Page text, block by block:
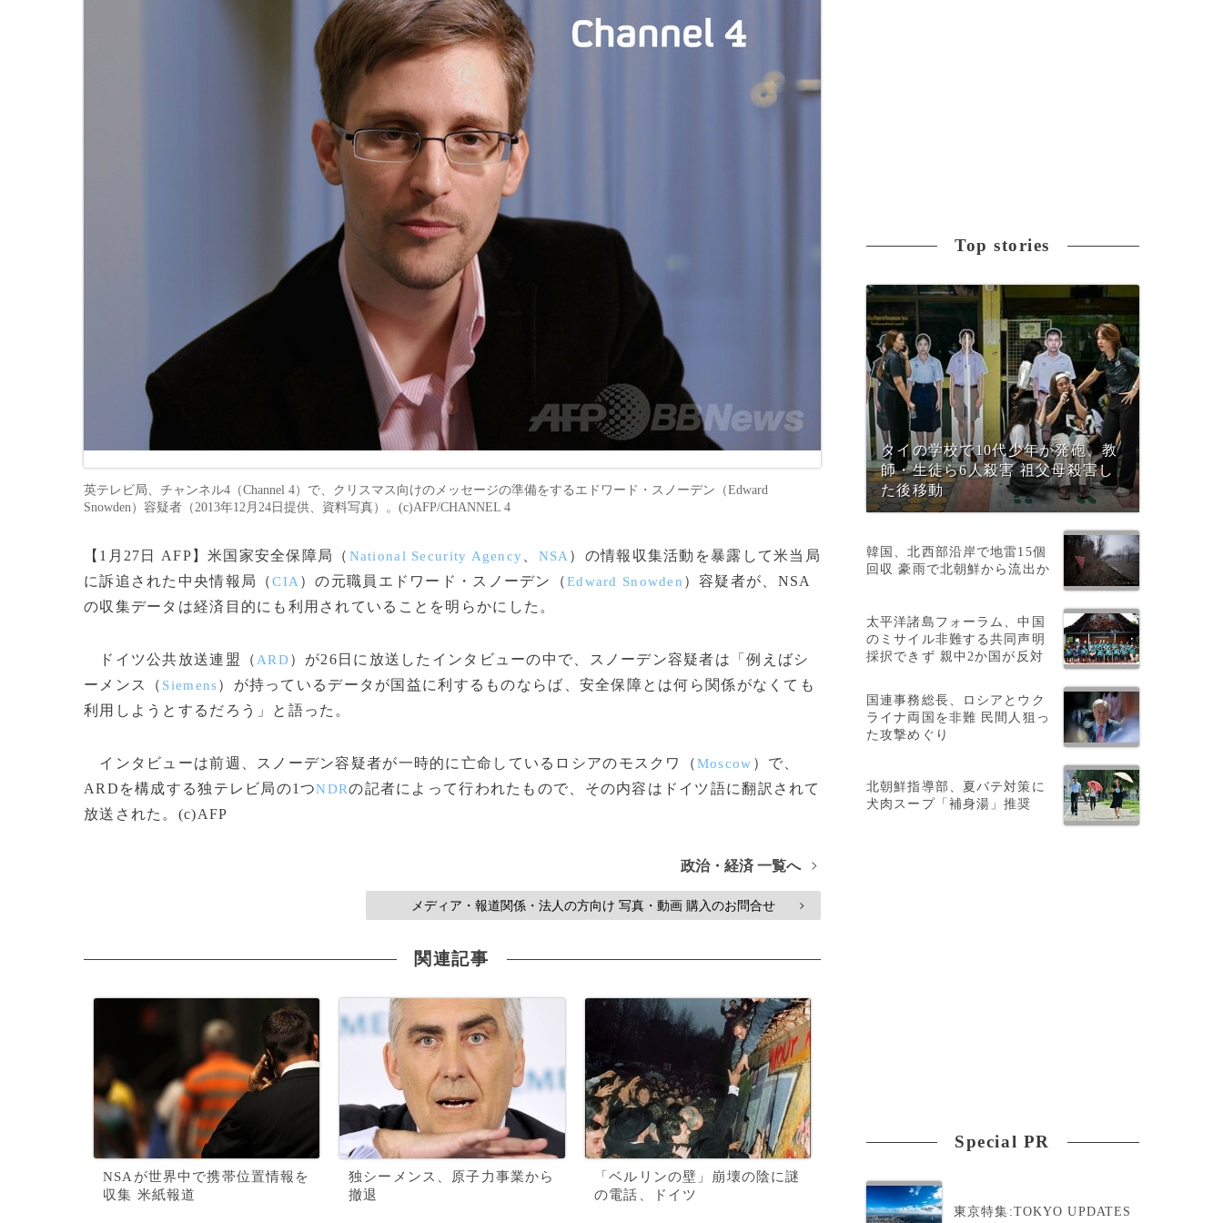
英テレビ局、チャンネル4（Channel 4）で、クリスマス向けのメッセージの準備をするエドワード・スノーデン（Edward
Snowden）容疑者（2013年12月24日提供、資料写真）。(c)AFP/CHANNEL 4
【1月27日 AFP】米国家安全保障局（ National Security Agency NSA ）の情報収集活動を暴露して米当局
に訴追された中央情報局（CIA ）の元職員エドワード・スノーデン（Edward Snowden ）容疑者が、NSA
の収集データは経済目的にも利用されていることを明らかにした。
ドイツ公共放送連盟（ ARD）が26日に放送したインタビューの中で、スノーデン容疑者は「例えばシ
ーメンス（ Siemens）が持っているデータが国益に利するものならば、安全保障とは何ら関係がなくても
利用しようとするだろう」と語った。
インタビューは前週、スノーデン容疑者が一時的に亡命しているロシアのモスクワ（Moscow ）で、
ARDを構成する独テレビ局の1つNDRの記者によって行われたもので、その内容はドイツ語に翻訳されて
放送された。(c)AFP
政治・経済 一覧へ >
メディア・報道関係・法人の方向け 写真・動画 購入のお問合せ >
関連記事
NSAが世界中で携帯位置情報を
収集 米紙報道
独シーメンス、原子力事業から
撤退
「ベルリンの壁」崩壊の陰に謎
の電話、ドイツ
Top stories
タイの学校で10代少年が発砲、教
師・生徒ら6人殺害 祖父母殺害し
た後移動
韓国、北西部沿岸で地雷15個
回収 豪雨で北朝鮮から流出か
太平洋諸島フォーラム、中国
のミサイル非難する共同声明
採択できず 親中2か国が反対
国連事務総長、ロシアとウク
ライナ両国を非難 民間人狙っ
た攻撃めぐり
北朝鮮指導部、夏バテ対策に
犬肉スープ「補身湯」推奨
Special PR
東京特集:TOKYO UPDATES